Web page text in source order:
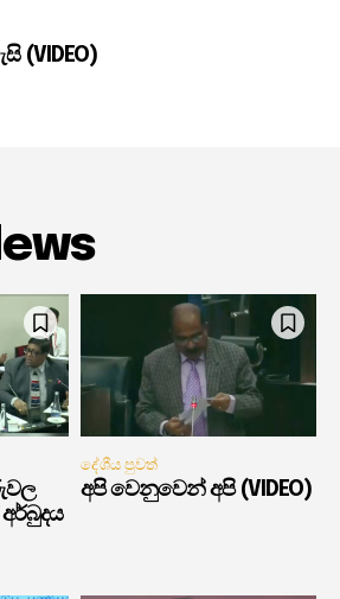
(VIDEO)
දේශීය පුවත්
අපි වෙනුවෙන් අපි (VIDEO)